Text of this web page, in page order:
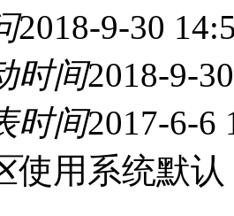
2018-9-30
时间2018-9-
时间2017-6-6
使用系统默认